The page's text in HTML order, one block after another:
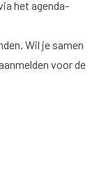
het agenda-
Wil je samen
voor de